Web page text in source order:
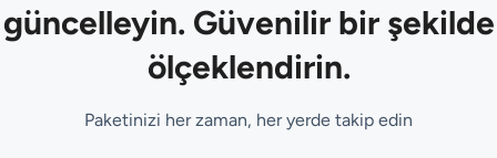
güncelleyin. Güvenilir bir şekilde
ölçeklendirin.
Paketinizi her zaman, her yerde takip edin